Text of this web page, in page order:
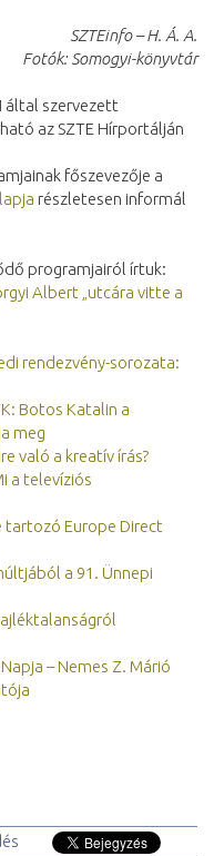
SZTEinfo – H. Á. A.
Fotók: Somogyi-könyvtár
által szervezett
az SZTE Hírportálján
főszevezője a
részletesen informál
programjairól írtuk:
Albert „utcára vitte a
rendezvény-sorozata:
Botos Katalin a
meg
való a kreatív írás?
a televíziós
tartozó Europe Direct
a 91. Ünnepi
– Nemes Z. Márió